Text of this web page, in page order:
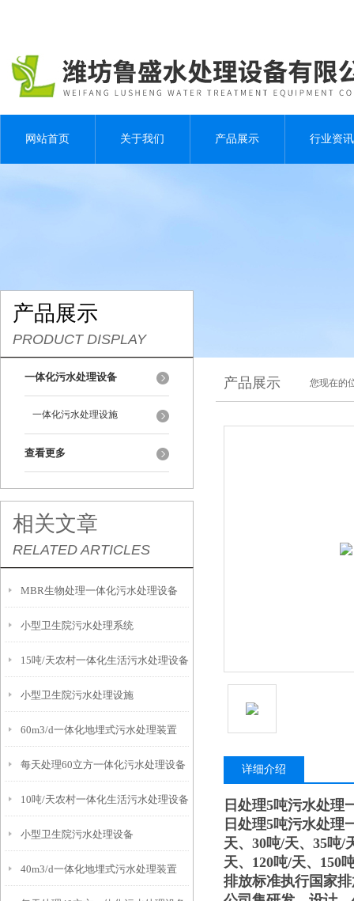
网站首页 关于我们 产品展示 行业资讯
产品展示
PRODUCT DISPLAY
一体化污水处理设备
一体化污水处理设施
查看更多
相关文章
RELATED ARTICLES
MBR生物处理一体化污水处理设备
小型卫生院污水处理系统
15吨/天农村一体化生活污水处理设备
小型卫生院污水处理设施
60m3/d一体化地埋式污水处理装置
每天处理60立方一体化污水处理设备
10吨/天农村一体化生活污水处理设备
小型卫生院污水处理设备
40m3/d一体化地埋式污水处理装置
产品展示 您现在的
详细介绍
日处理5吨污水处理
日处理5吨污水处理
天、30吨/天、35吨/
天、120吨/天、150
排放标准执行国家